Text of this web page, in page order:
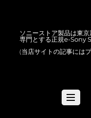
ソニーストア製品は東
専門とする正規e-Sony
(当店サイトの記事には